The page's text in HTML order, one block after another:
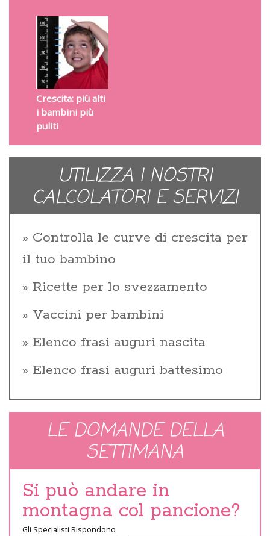
Crescita: più alti
i bambini più
puliti
UTILIZZA I NOSTRI
CALCOLATORI E SERVIZI
Controlla le curve di crescita per
il tuo bambino
Ricette per lo svezzamento
Vaccini per bambini
Elenco frasi auguri nascita
Elenco frasi auguri battesimo
LE DOMANDE DELLA
SETTIMANA
Si può andare in
montagna col pancione?
Gli Specialisti Rispondono